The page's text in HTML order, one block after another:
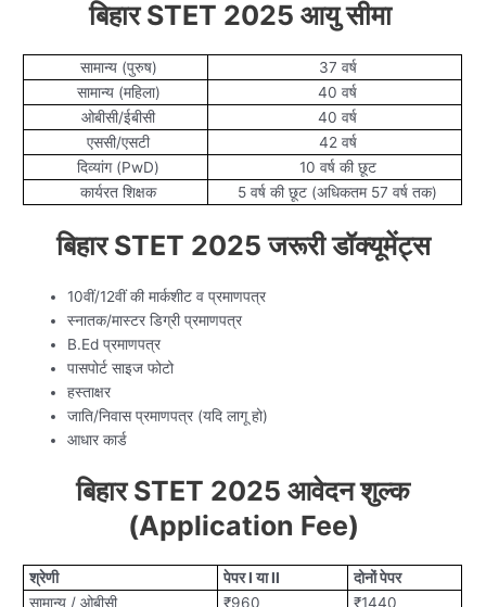
बिहार STET 2025 आयु सीमा
सामान्य (पुरुष)
37 वर्ष
सामान्य (महिला)
40 वर्ष
ओबीसी/ईबीसी
40 वर्ष
एससी/एसटी
42 वर्ष
दिव्यांग (PwD)
10 वर्ष की छूट
कार्यरत शिक्षक
5 वर्ष की छूट (अधिकतम 57 वर्ष तक)
बिहार STET 2025जरूरी डॉक्यूमेंट्स
10वीं/12वीं की मार्कशीट व प्रमाणपत्र
स्नातक/मास्टर डिग्री प्रमाणपत्र
B.Ed प्रमाणपत्र
पासपोर्ट साइज फोटो
हस्ताक्षर
जाति/निवास प्रमाणपत्र (यदि लागू हो)
आधार कार्ड
बिहार STET 2025 आवेदन शुल्क
(Application Fee)
श्रेणी पेपर I या II
दोनों पेपर
सामान्य / ओबीसी
₹960
₹1440